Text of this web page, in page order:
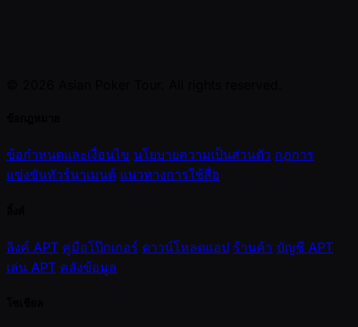
ข้อกำหนดและเงื่อนไข นโยบายความเป็นส่วนตัว กฎการ
แข่งขันทัวร์นาเมนต์ แนวทางการใช้สื่อ
ลิงค์ APT คู่มือโป๊กเกอร์ ดาวน์โหลดแอป ร้านค้า บัญชี APT
เล่น APT คลังข้อมูล